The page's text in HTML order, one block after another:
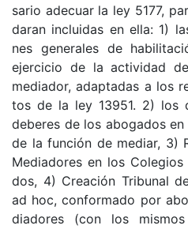
sa­rio ade­cuar la ley 5177,
da­ran in­clui­das en ella: 1)
nes ge­ne­ra­les de
ejer­ci­cio de la ac­ti­vi­dad
me­dia­do­r, adap­ta­das a los
tos de la ley 13951. 2) los
de­be­res de los abo­ga­dos
de la fun­ción de me­dia­r, 3)
Me­dia­do­res en los
do­s, 4) Crea­ción Tri­bu­nal
ad ho­c, con­for­ma­do por
dia­do­res (con los